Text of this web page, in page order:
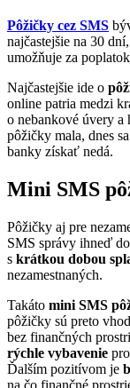
Pôžičky cez SMS
najčastejšie na 30
umožňuje za
Najčastejšie ide o
online patria medzi
o nebankové úvery a
pôžičky mala, dnes
banky získať nedá.
Mini SMS
Pôžičky aj pre
SMS správy ihneď
s krátkou dobou
nezamestnaných.
Takáto mini SMS
pôžičky sú preto
bez finančných
rýchle vybavenie
Ďalším pozitívom je
na čo finančné